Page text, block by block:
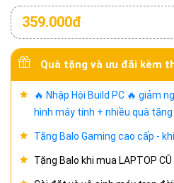
359.000đ
Quà tặng và ưu đãi kèm
🔥 Nhập Hội Build PC 🔥 giảm
hình máy tính + nhiều quà tặng
Tặng Balo Gaming cao cấp -
Tặng Balo khi mua LAPTOP CŨ